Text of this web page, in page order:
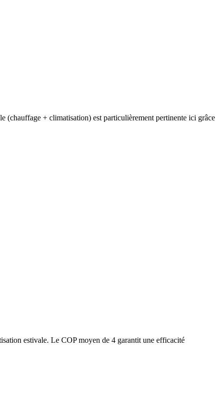
(chauffage + climatisation) est particulièrement pertinente ici grâce
estivale. Le COP moyen de 4 garantit une efficacité